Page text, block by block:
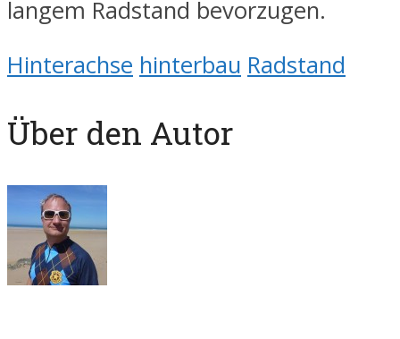
langem Radstand bevorzugen.
Hinterachse hinterbau Radstand
Über den Autor